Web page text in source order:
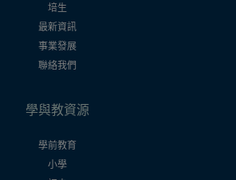
培生
最新資訊
事業發展
聯絡我們
學與教資源
學前教育
小學